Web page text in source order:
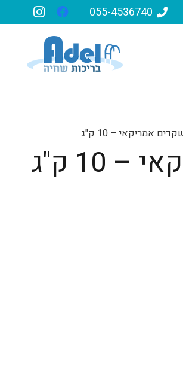
055-4536740
אמריקאי – 10 ק"ג
10 ק"ג